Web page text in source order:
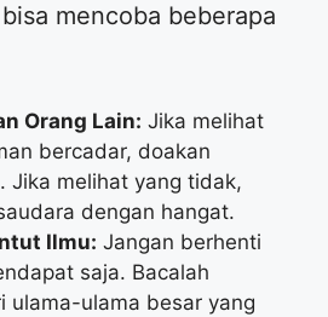
mencoba beberapa
Orang Lain: Jika melihat
bercadar, doakan
Jika melihat yang tidak,
dengan hangat.
Ilmu: Jangan berhenti
saja. Bacalah
ulama-ulama besar yang